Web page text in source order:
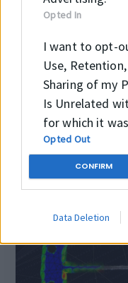
Opted In
I want to opt-
Use,
Sharing of my
Is Unrelated
for which it
Opted Out
CONFIRM
Data Deletion
szkennelni,
a CAD fájlt
síkkivágó.